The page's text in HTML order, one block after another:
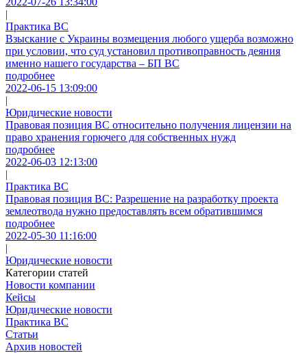
|
Практика ВС
Взыскание с Украины возмещения любого ущерба возможно
при условии, что суд установил противоправность деяния
именно нашего государства – БП ВС
подробнее
2022-06-15 13:09:00
|
Юридические новости
Правовая позиция ВС относительно получения лицензии на
право хранения горючего для собственных нужд
подробнее
2022-06-03 12:13:00
|
Практика ВС
Правовая позиция ВС: Разрешение на разработку проекта
землеотвода нужно предоставлять всем обратившимся
подробнее
2022-05-30 11:16:00
|
Юридические новости
Категории статей
Новости компании
Кейсы
Юридические новости
Практика ВС
Статьи
Архив новостей